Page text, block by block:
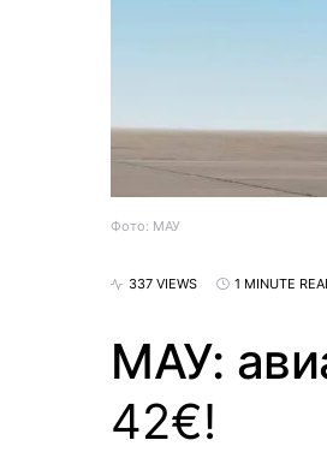
Фото: МАУ
337 VIEWS 1 MINUTE
МАУ:
42€!